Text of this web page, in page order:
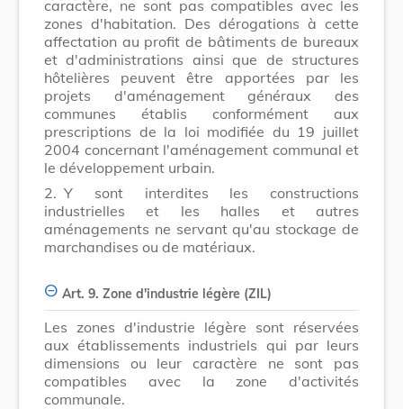
caractère, ne sont pas compatibles avec les
zones d'habitation. Des dérogations à cette
affectation au profit de bâtiments de bureaux
et d'administrations ainsi que de structures
hôtelières peuvent être apportées par les
projets d'aménagement généraux des
communes établis conformément aux
prescriptions de la loi modifiée du 19 juillet
2004 concernant l'aménagement communal et
le développement urbain.
2. Y sont interdites les constructions
industrielles et les halles et autres
aménagements ne servant qu'au stockage de
marchandises ou de matériaux.
Art. 9. Zone d'industrie légère (ZIL)
Les zones d'industrie légère sont réservées
aux établissements industriels qui par leurs
dimensions ou leur caractère ne sont pas
compatibles avec la zone d'activités
communale.